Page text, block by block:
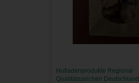
Hofladenprodukte Regional
Qualitätszeichen Deutschland